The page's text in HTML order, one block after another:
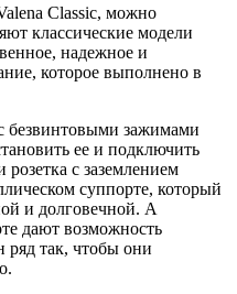
Classic, можно
классические модели
надежное и
которое выполнено в
безвинтовыми зажимами
ее и подключить
с заземлением
суппорте, который
и долговечной. А
дают возможность
ряд так, чтобы они